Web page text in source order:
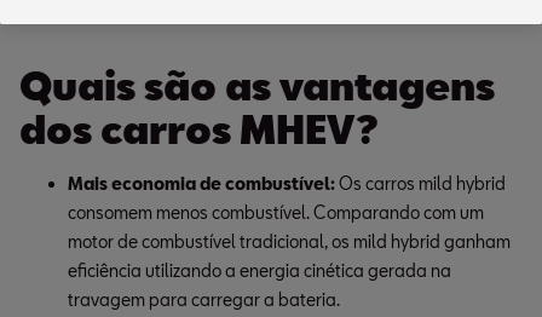
Quais são as vantagens
dos carros MHEV?
Mais economia de combustível: Os carros mild hybrid
consomem menos combustível. Comparando com um
motor de combustível tradicional, os mild hybrid ganham
eficiência utilizando a energia cinética gerada na
travagem para carregar a bateria.